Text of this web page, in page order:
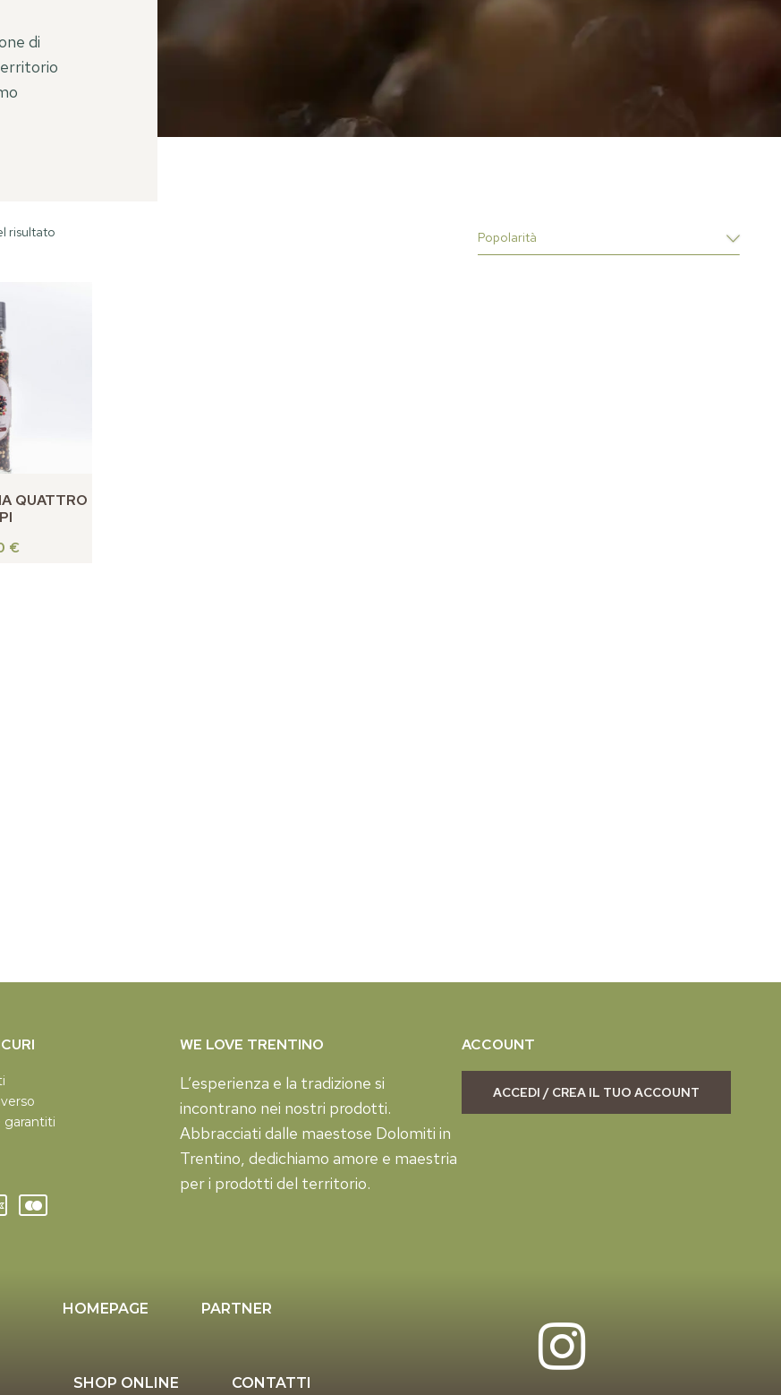
di
risultato
QUATTRO
€
WE LOVE TRENTINO
L’esperienza e la tradizione si
incontrano nei nostri prodotti.
Abbracciati dalle maestose Dolomiti in
Trentino, dedichiamo amore e maestria
per i prodotti del territorio.
ACCOUNT
ACCEDI / CREA IL TUO ACCOUNT
HOMEPAGE PARTNER
SHOP ONLINE CONTATTI